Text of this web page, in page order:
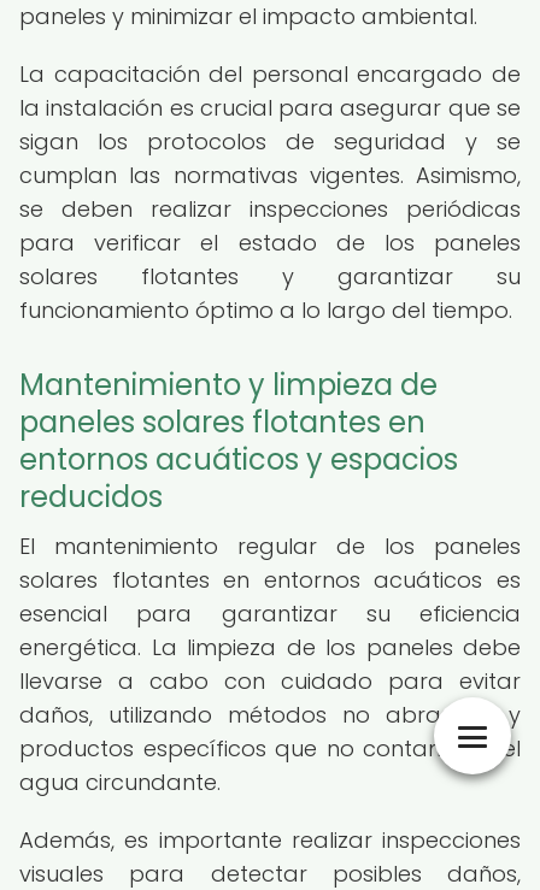
paneles y minimizar el impacto ambiental.
La capacitación del personal encargado de
la instalación es crucial para asegurar que se
sigan los protocolos de seguridad y se
cumplan las normativas vigentes. Asimismo,
se deben realizar inspecciones periódicas
para verificar el estado de los paneles
solares flotantes y garantizar su
funcionamiento óptimo a lo largo del tiempo.
Mantenimiento y limpieza de
paneles solares flotantes en
entornos acuáticos y espacios
reducidos
El mantenimiento regular de los paneles
solares flotantes en entornos acuáticos es
esencial para garantizar su eficiencia
energética. La limpieza de los paneles debe
llevarse a cabo con cuidado para evitar
daños, utilizando métodos no abrasivos y
productos específicos que no contaminen el
agua circundante.
Además, es importante realizar inspecciones
visuales para detectar posibles daños,